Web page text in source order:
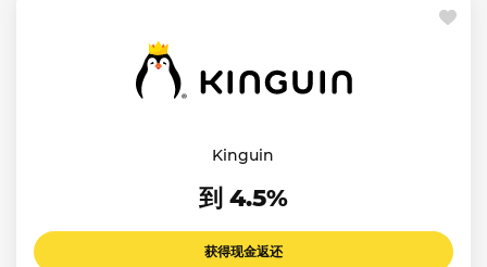
Kinguin
到 4.5%
获得现金返还